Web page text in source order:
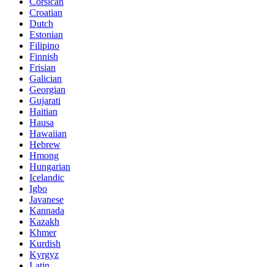
Croatian
Dutch
Estonian
Filipino
Finnish
Frisian
Galician
Georgian
Gujarati
Haitian
Hausa
Hawaiian
Hebrew
Hmong
Hungarian
Icelandic
Igbo
Javanese
Kannada
Kazakh
Khmer
Kurdish
Kyrgyz